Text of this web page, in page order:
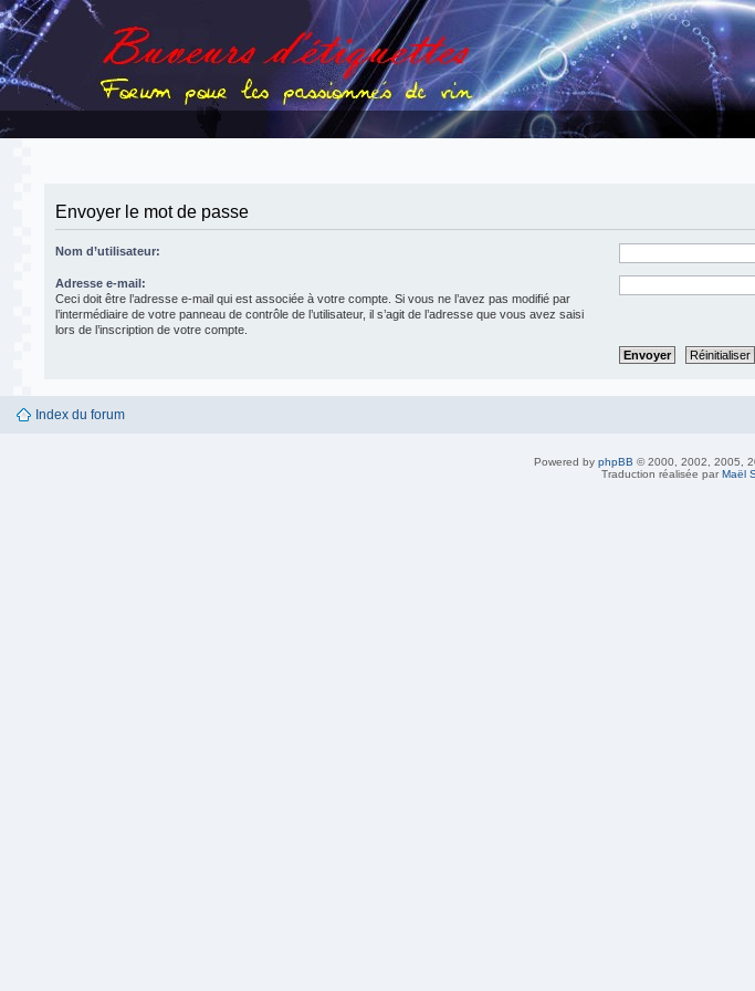
Envoyer le mot de passe
Nom d’utilisateur:
Adresse e-mail:
Ceci doit être l’adresse e-mail qui est associée à votre compte. Si vous ne l’avez pas modifié par
l’intermédiaire de votre panneau de contrôle de l’utilisateur, il s’agit de l’adresse que vous avez saisi
lors de l’inscription de votre compte.
Index du forum
Powered by phpBB © 2000, 2002, 2005,
Traduction réalisée par Maël